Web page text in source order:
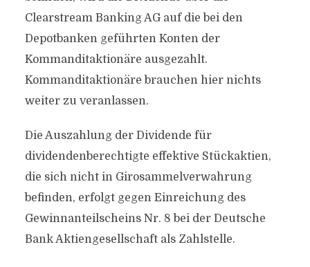
Clearstream Banking AG auf die bei den
Depotbanken geführten Konten der
Kommanditaktionäre ausgezahlt.
Kommanditaktionäre brauchen hier nichts
weiter zu veranlassen.
Die Auszahlung der Dividende für
dividendenberechtigte effektive Stückaktien,
die sich nicht in Girosammelverwahrung
befinden, erfolgt gegen Einreichung des
Gewinnanteilscheins Nr. 8 bei der Deutsche
Bank Aktiengesellschaft als Zahlstelle.